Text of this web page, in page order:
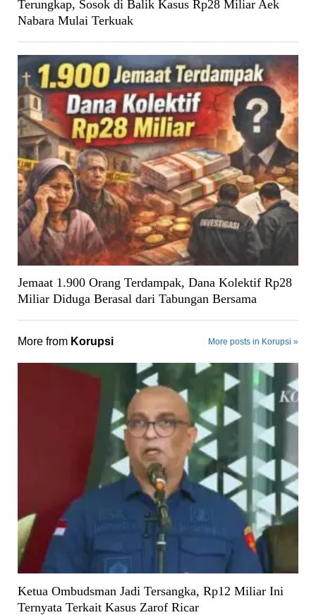
Terungkap, Sosok di Balik Kasus Rp28 Miliar Aek
Nabara Mulai Terkuak
Jemaat 1.900 Orang Terdampak, Dana Kolektif Rp28
Miliar Diduga Berasal dari Tabungan Bersama
More from Korupsi More posts in Korupsi »
Ketua Ombudsman Jadi Tersangka, Rp12 Miliar Ini
Ternyata Terkait Kasus Zarof Ricar